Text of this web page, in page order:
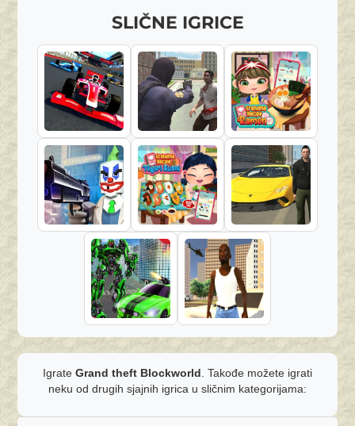
SLIČNE IGRICE
Igrate Grand theft Blockworld . Takođe možete igrati
neku od drugih sjajnih igrica u sličnim kategorijama: